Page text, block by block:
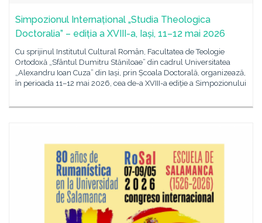
Simpozionul Internațional „Studia Theologica
Doctoralia” – ediția a XVIII-a, Iași, 11–12 mai 2026
Cu sprijinul Institutul Cultural Român, Facultatea de Teologie
Ortodoxă „Sfântul Dumitru Stăniloae” din cadrul Universitatea
„Alexandru Ioan Cuza” din Iași, prin Școala Doctorală, organizează,
în perioada 11–12 mai 2026, cea de-a XVIII-a ediție a Simpozionului